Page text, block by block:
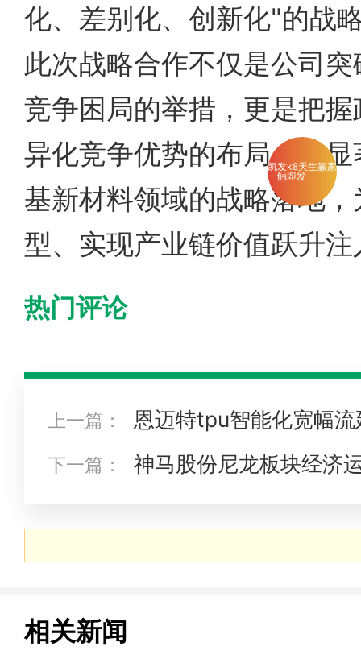
化、差别化、创新化"的战
此次战略合作不仅是公司
竞争困局的举措，更是把
异化竞争优势的布局，将
基新材料领域的战略落地
型、实现产业链价值跃升
热门评论
上一篇： 恩迈特tpu智能化宽幅
下一篇： 神马股份尼龙板块经济
相关新闻
凯发k8天生赢家
一触即发